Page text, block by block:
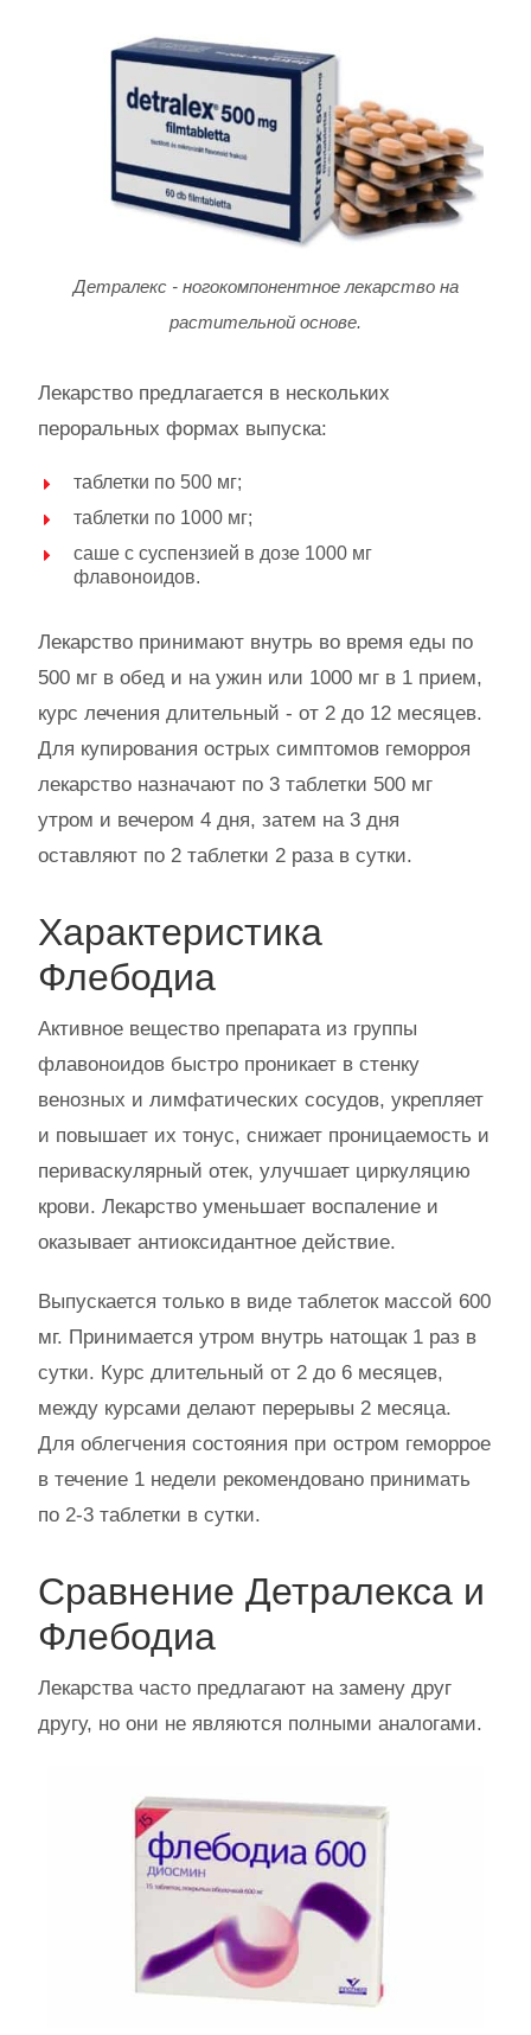
Детралекс - ногокомпонентное лекарство на
растительной основе.
Лекарство предлагается в нескольких
пероральных формах выпуска:
таблетки по 500 мг;
таблетки по 1000 мг;
саше с суспензией в дозе 1000 мг
флавоноидов.
Лекарство принимают внутрь во время еды по
500 мг в обед и на ужин или 1000 мг в 1 прием,
курс лечения длительный - от 2 до 12 месяцев.
Для купирования острых симптомов геморроя
лекарство назначают по 3 таблетки 500 мг
утром и вечером 4 дня, затем на 3 дня
оставляют по 2 таблетки 2 раза в сутки.
Характеристика
Флебодиа
Активное вещество препарата из группы
флавоноидов быстро проникает в стенку
венозных и лимфатических сосудов, укрепляет
и повышает их тонус, снижает проницаемость и
периваскулярный отек, улучшает циркуляцию
крови. Лекарство уменьшает воспаление и
оказывает антиоксидантное действие.
Выпускается только в виде таблеток массой 600
мг. Принимается утром внутрь натощак 1 раз в
сутки. Курс длительный от 2 до 6 месяцев,
между курсами делают перерывы 2 месяца.
Для облегчения состояния при остром геморрое
в течение 1 недели рекомендовано принимать
по 2-3 таблетки в сутки.
Сравнение Детралекса и
Флебодиа
Лекарства часто предлагают на замену друг
другу, но они не являются полными аналогами.